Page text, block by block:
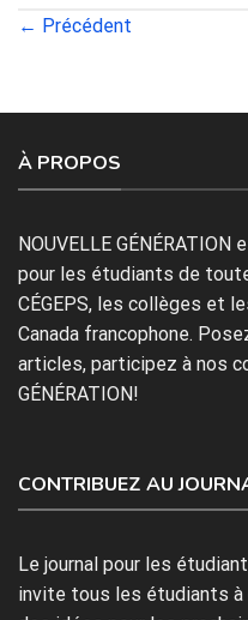
← Précédent
À PROPOS
NOUVELLE
pour les étudiants de
CÉGEPS, les collèges et
Canada francophone.
articles, participez à nos
GÉNÉRATION!
CONTRIBUEZ AU
Le journal pour les
invite tous les étudiants à